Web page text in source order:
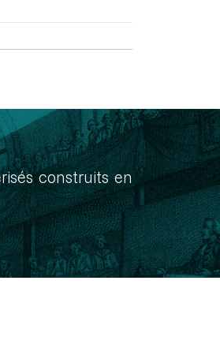
construits en